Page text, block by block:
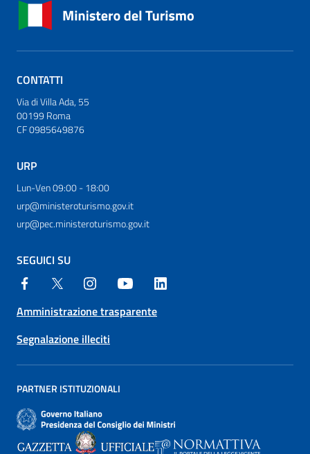
CONTATTI
Via di Villa Ada, 55
00199 Roma
CF 0985649876
URP
Lun-Ven 09:00 - 18:00
urp@ministeroturismo.gov.it
urp@pec.ministeroturismo.gov.it
SEGUICI SU
Amministrazione trasparente
Segnalazione illeciti
PARTNER ISTITUZIONALI